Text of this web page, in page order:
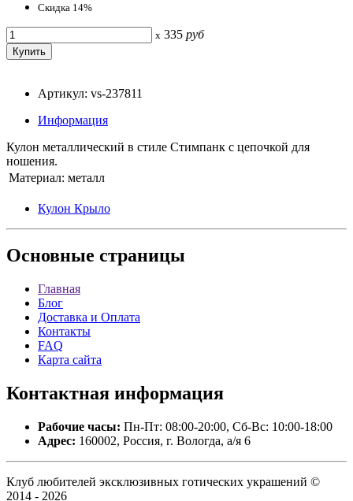
Скидка 14%
x 335 руб
Артикул: vs-237811
Информация
Кулон металлический в стиле Стимпанк с цепочкой для
ношения.
Материал: металл
Кулон Крыло
Основные страницы
Главная
Блог
Доставка и Оплата
Контакты
FAQ
Карта сайта
Контактная информация
Рабочие часы: Пн-Пт: 08:00-20:00, Сб-Вс: 10:00-18:00
Адрес: 160002, Россия, г. Вологда, а/я 6
Клуб любителей эксклюзивных готических украшений ©
2014 - 2026